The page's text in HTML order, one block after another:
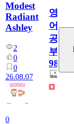
Modest
Radiant
Ashley
2
0
0
26.08.07
0
영
어
공
부
98